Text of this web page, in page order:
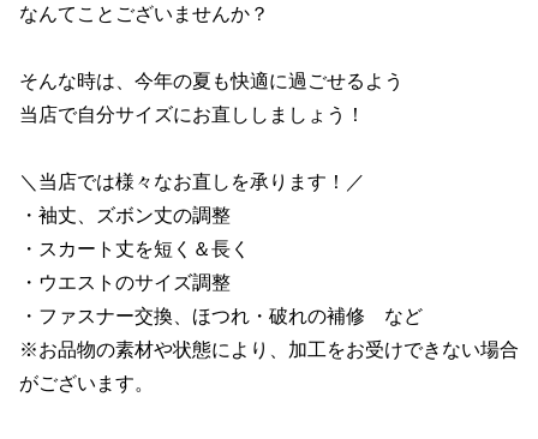
ペット服
法人様向けサービス
企業情報
プライバシーポリシー
なんてことございませんか？
そんな時は、今年の夏も快適に過ごせるよう
当店で自分サイズにお直ししましょう！
＼当店では様々なお直しを承ります！／
・袖丈、ズボン丈の調整
・スカート丈を短く＆長く
・ウエストのサイズ調整
・ファスナー交換、ほつれ・破れの補修　など
※お品物の素材や状態により、加工をお受けできない場合
がございます。